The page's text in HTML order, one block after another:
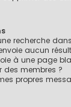
recherche
aucun
à une page
des membres ?
propres